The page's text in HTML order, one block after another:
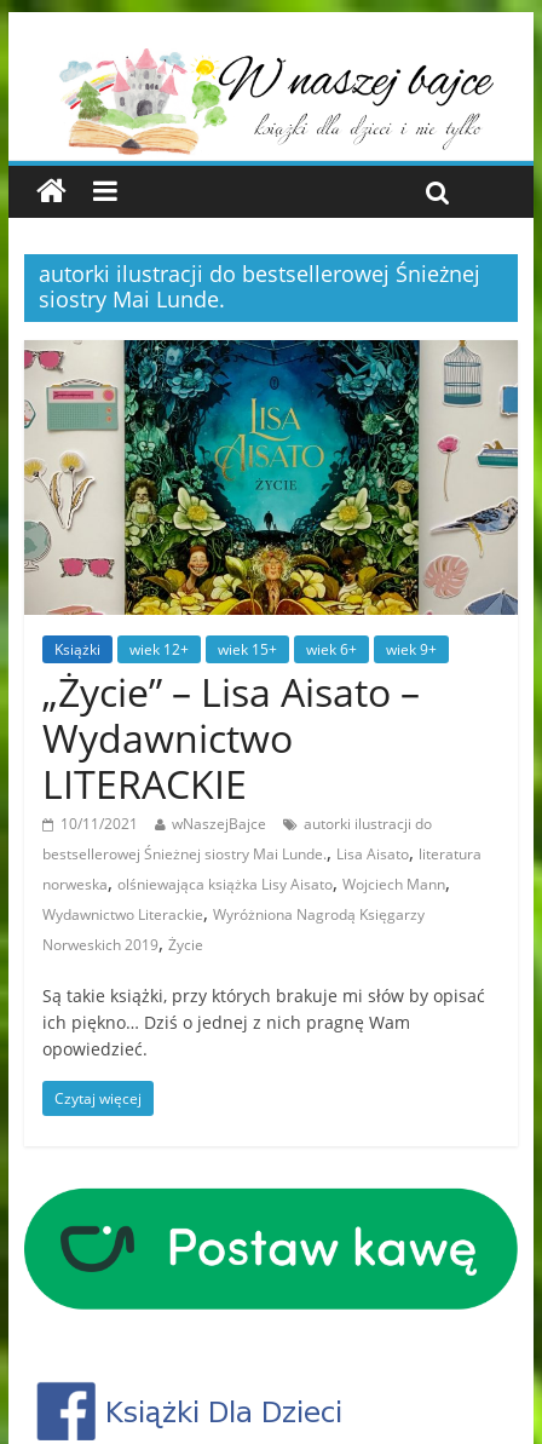
autorki ilustracji do bestsellerowej Śnieżnej
siostry Mai Lunde.
Książki wiek 12+ wiek 15+ wiek 6+ wiek 9+
„Życie” – Lisa Aisato –
Wydawnictwo
LITERACKIE
10/11/2021 wNaszejBajce
autorki ilustracji do
bestsellerowej Śnieżnej siostry Mai Lunde., Lisa Aisato, literatura
norweska, olśniewająca książka Lisy Aisato, Wojciech Mann,
Wydawnictwo Literackie, Wyróżniona Nagrodą Księgarzy
Norweskich 2019, Życie
Są takie książki, przy których brakuje mi słów by opisać
ich piękno… Dziś o jednej z nich pragnę Wam
opowiedzieć.
Czytaj więcej